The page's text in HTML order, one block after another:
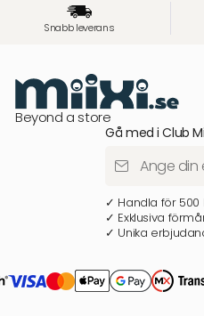
Snabb leverans
Beyond a store
Gå med i Club
✓ Handla för 500
✓ Exklusiva
✓ Unika